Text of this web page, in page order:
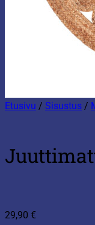
Etusivu / Sisustus /
29,90 €